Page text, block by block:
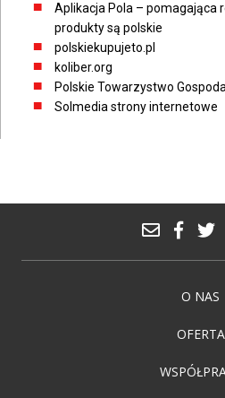
Aplikacja Pola – pomagająca
produkty są polskie
polskiekupujeto.pl
koliber.org
Polskie Towarzystwo
Solmedia strony internetowe
O NAS
OFERTA